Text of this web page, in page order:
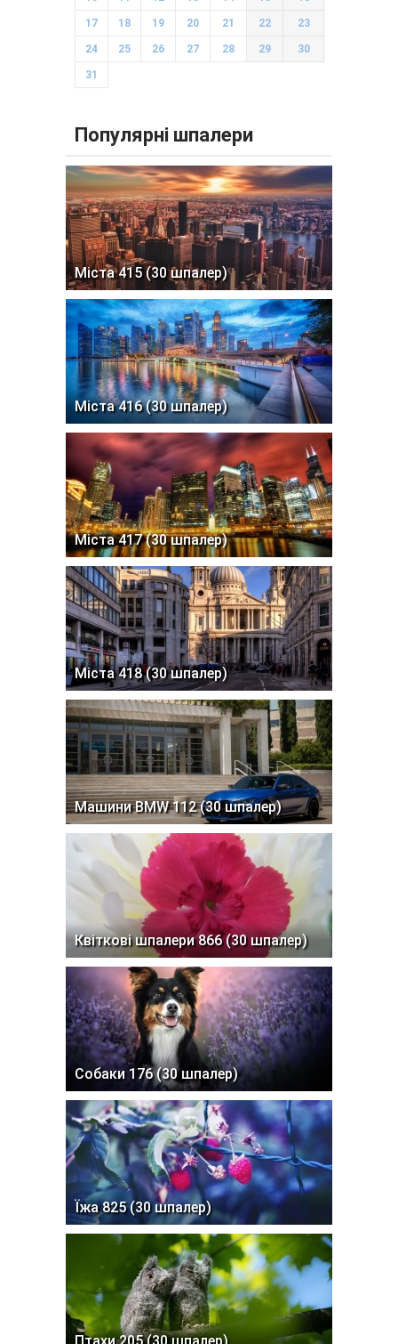
17 18 19 20 21 22 23
24 25 26 27 28 29 30
31
Популярні шпалери
Міста 415 (30 шпалер)
Міста 416 (30 шпалер)
Міста 417 (30 шпалер)
Міста 418 (30 шпалер)
Машини BMW 112 (30 шпалер)
Квіткові шпалери 866 (30 шпалер)
Собаки 176 (30 шпалер)
Їжа 825 (30 шпалер)